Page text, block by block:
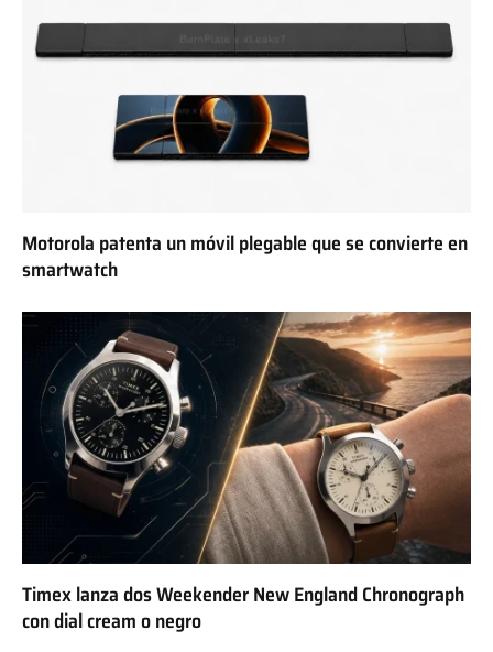
Motorola patenta un móvil plegable que se convierte en
smartwatch
Timex lanza dos Weekender New England Chronograph
con dial cream o negro